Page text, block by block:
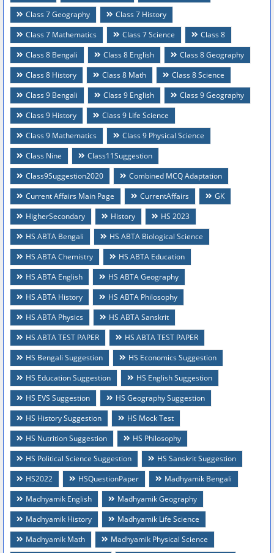
Class 7 Geography
Class 7 History
Class 7 Mathematics
Class 7 Science
Class 8
Class 8 Bengali
Class 8 English
Class 8 Geography
Class 8 History
Class 8 Math
Class 8 Science
Class 9 Bengali
Class 9 English
Class 9 Geography
Class 9 History
Class 9 Life Science
Class 9 Mathematics
Class 9 Physical Science
Class Nine
Class11Suggestion
Class9Suggestion2020
Combined MCQ Adaptation
Current Affairs Main Page
CurrentAffairs
GK
HigherSecondary
History
HS 2023
HS ABTA Bengali
HS ABTA Biological Science
HS ABTA Chemistry
HS ABTA Education
HS ABTA English
HS ABTA Geography
HS ABTA History
HS ABTA Philosophy
HS ABTA Physics
HS ABTA Sanskrit
HS ABTA TEST PAPER
HS ABTA TEST PAPER
HS Bengali Suggestion
HS Economics Suggestion
HS Education Suggestion
HS English Suggestion
HS EVS Suggestion
HS Geography Suggestion
HS History Suggestion
HS Mock Test
HS Nutrition Suggestion
HS Philosophy
HS Political Science Suggestion
HS Sanskrit Suggestion
HS2022
HSQuestionPaper
Madhyamik Bengali
Madhyamik English
Madhyamik Geography
Madhyamik History
Madhyamik Life Science
Madhyamik Math
Madhyamik Physical Science